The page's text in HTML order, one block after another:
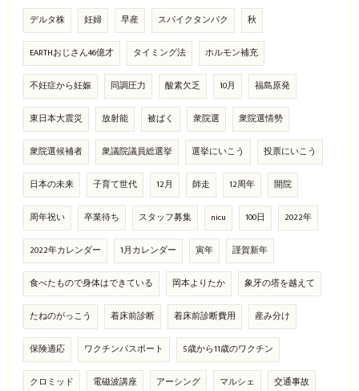
デルタ株 妊婦 早産 スパイクタンパク 秋
EARTHおじさん46億才 タイミング法 ホルモン補充
不妊症から妊娠 同調圧力 酸素欠乏 10月 福島原発
東日本大震災 放射能 被ばく 衆院選 衆院選情勢
衆院選候補者 衆議院議員総選挙 選挙にいこう 投票にいこう
日本の未来 子育て世代 12月 師走 12周年 開院
周年祝い 卒業待ち スタッフ募集 nicu 100日 2022年
2022年カレンダー 1月カレンダー 寅年 謹賀新年
食べたもので身体はできている 岡本よりたか 象牙の塔を越えて
たねのがっこう 着床前診断 着床前診断費用 産み分け
保険適応 ワクチンパスポート 5歳から11歳のワクチン
クロミッド 電磁波講座 アーシング マルシェ 交通事故